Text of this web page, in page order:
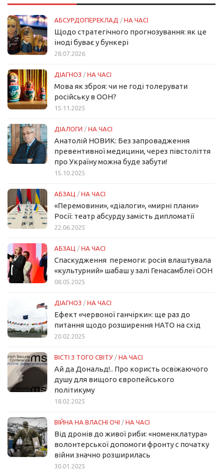
АБСУРДОПЕРЕКЛАД / НА ЧАСІ
Щодо стратегічного прогнозування: як це
іноді буває у бункері
28.07.2026
ДІАГНОЗ / НА ЧАСІ
Мова як зброя: чи не годі толерувати
російську в ООН?
15.11.2025
ДІАЛОГИ / НА ЧАСІ
Анатолій НОВИК: Без запровадження
превентивної медицини, через півстоліття
про Україну можна буде забути!
15.10.2025
АБЗАЦ / НА ЧАСІ
«Перемовини», «діалоги», «мирні плани»
Росії: театр абсурду замість дипломатії
22.06.2025
АБЗАЦ / НА ЧАСІ
Спаскудження перемоги: росія влаштувала
«культурний» шабаш у залі Генасамблеї ООН
08.05.2025
ДІАГНОЗ / НА ЧАСІ
Ефект «червоної ганчірки»: ще раз до
питання щодо розширення НАТО на схід
20.02.2025
ВІСТІ З ТОГО СВІТУ / НА ЧАСІ
Ай да Дональд!.. Про користь освіжаючого
душу для вищого європейського
політикуму
18.02.2025
ВІЙНА НА ВЛАСНІ ОЧІ / НА ЧАСІ
Від дронів до живої риби: «номенклатура»
волонтерської допомоги фронту с початку
війни значно розширилась
30.01.2025